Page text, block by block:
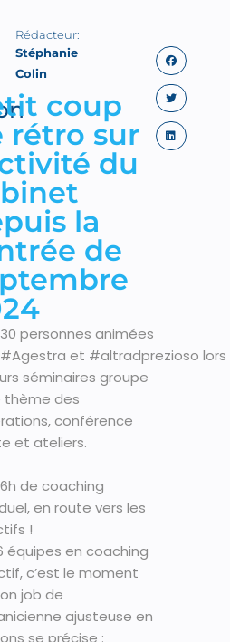
Stéphanie
Colin
coup
rétro sur
du
la
de
personnes animées
#Agestra et #altradprezioso lors
séminaires groupe
thème des
conférence
et ateliers.
de coaching
en route vers les
!
équipes en coaching
c’est le moment
job de
ajusteuse en